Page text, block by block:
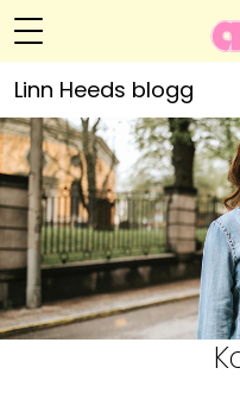
Hälsa
Relationer
Handarbete
Linn Heeds blogg
Hem
Om Linn
Kategorier